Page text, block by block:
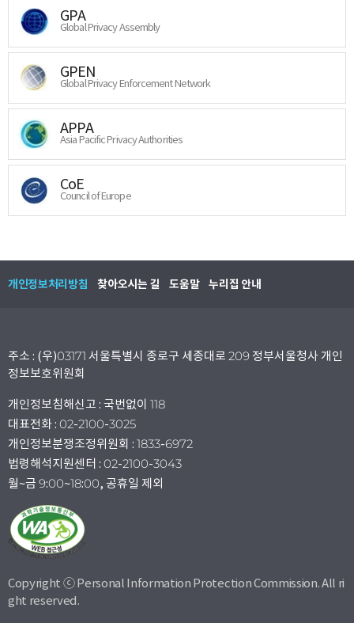
GPA
Global Privacy Assembly
GPEN
Global Privacy Enforcement Network
APPA
Asia Pacific Privacy Authorities
CoE
Council of Europe
개인정보처리방침 찾아오시는 길 도움말 누리집 안내
주소 : (우)03171 서울특별시 종로구 세종대로 209 정부서울청사 개인
정보보호위원회
개인정보침해신고 : 국번없이 118
대표전화 : 02-2100-3025
개인정보분쟁조정위원회 : 1833-6972
법령해석지원센터 : 02-2100-3043
월~금 9:00~18:00, 공휴일 제외
Copyright ⓒ Personal Information Protection Commission. All ri
ght reserved.